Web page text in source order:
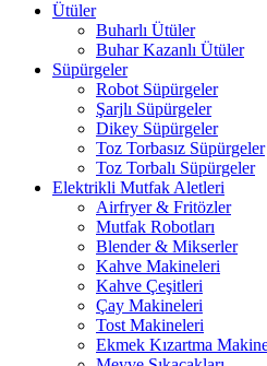
Ütüler
Buharlı Ütüler
Buhar Kazanlı Ütüler
Süpürgeler
Robot Süpürgeler
Şarjlı Süpürgeler
Dikey Süpürgeler
Toz Torbasız Süpürgeler
Toz Torbalı Süpürgeler
Elektrikli Mutfak Aletleri
Airfryer & Fritözler
Mutfak Robotları
Blender & Mikserler
Kahve Makineleri
Kahve Çeşitleri
Çay Makineleri
Tost Makineleri
Ekmek Kızartma